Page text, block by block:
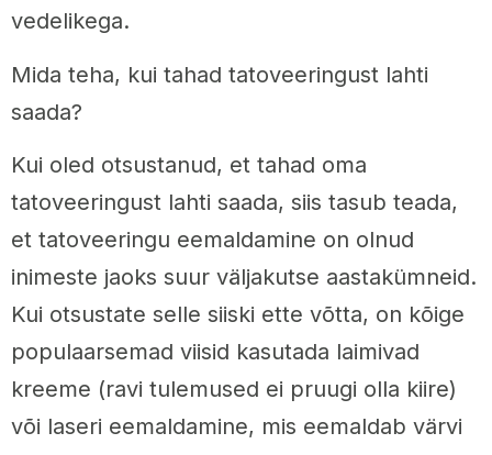
vedelikega.
Mida teha, kui tahad tatoveeringust lahti
saada?
Kui oled otsustanud, et tahad oma
tatoveeringust lahti saada, siis tasub teada,
et tatoveeringu eemaldamine on olnud
inimeste jaoks suur väljakutse aastakümneid.
Kui otsustate selle siiski ette võtta, on kõige
populaarsemad viisid kasutada laimivad
kreeme (ravi tulemused ei pruugi olla kiire)
või laseri eemaldamine, mis eemaldab värvi